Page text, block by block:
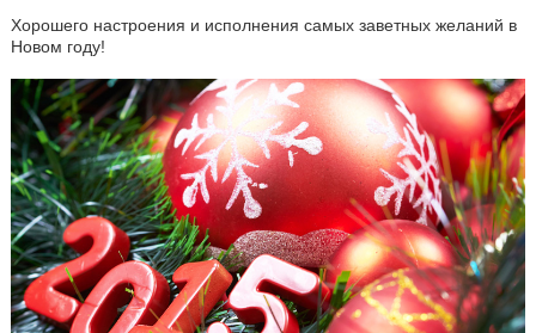
Хорошего настроения и исполнения самых заветных желаний в
Новом году!